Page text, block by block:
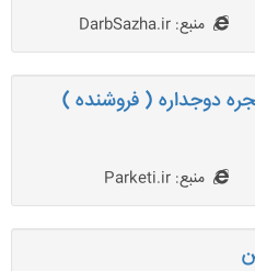
منبع: DarbSazha.ir
دوجداره ( فروشنده )
منبع: Parketi.ir